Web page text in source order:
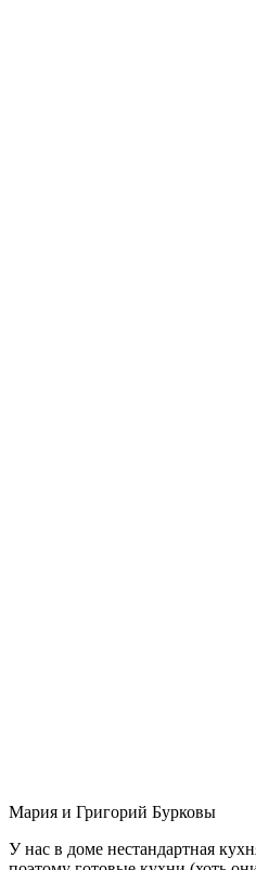
Мария и Григорий Бурковы
У нас в доме нестандартная